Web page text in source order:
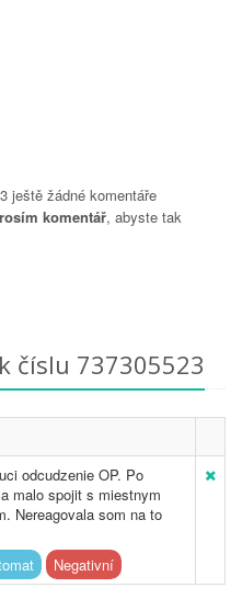
ještě žádné komentáře
komentář, abyste tak
číslu 737305523
odcudzenie OP. Po
malo spojit s miestnym
Nereagovala som na to
Negativní